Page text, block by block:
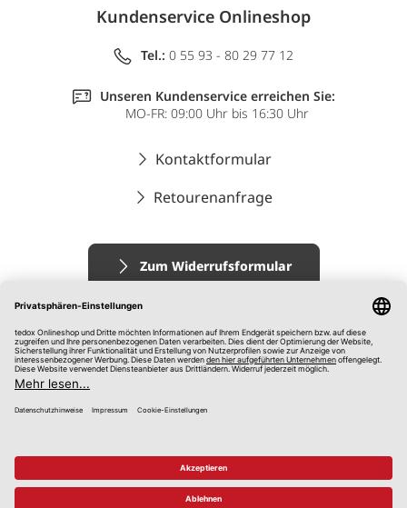
Kundenservice Onlineshop
Tel.: 0 55 93 - 80 29 77 12
Unseren Kundenservice erreichen Sie:
MO-FR: 09:00 Uhr bis 16:30 Uhr
Kontaktformular
Retourenanfrage
Zum Widerrufsformular
© 2026 tedox KG
Impressum
AGB
Datenschutz
Hinweisgebersystem